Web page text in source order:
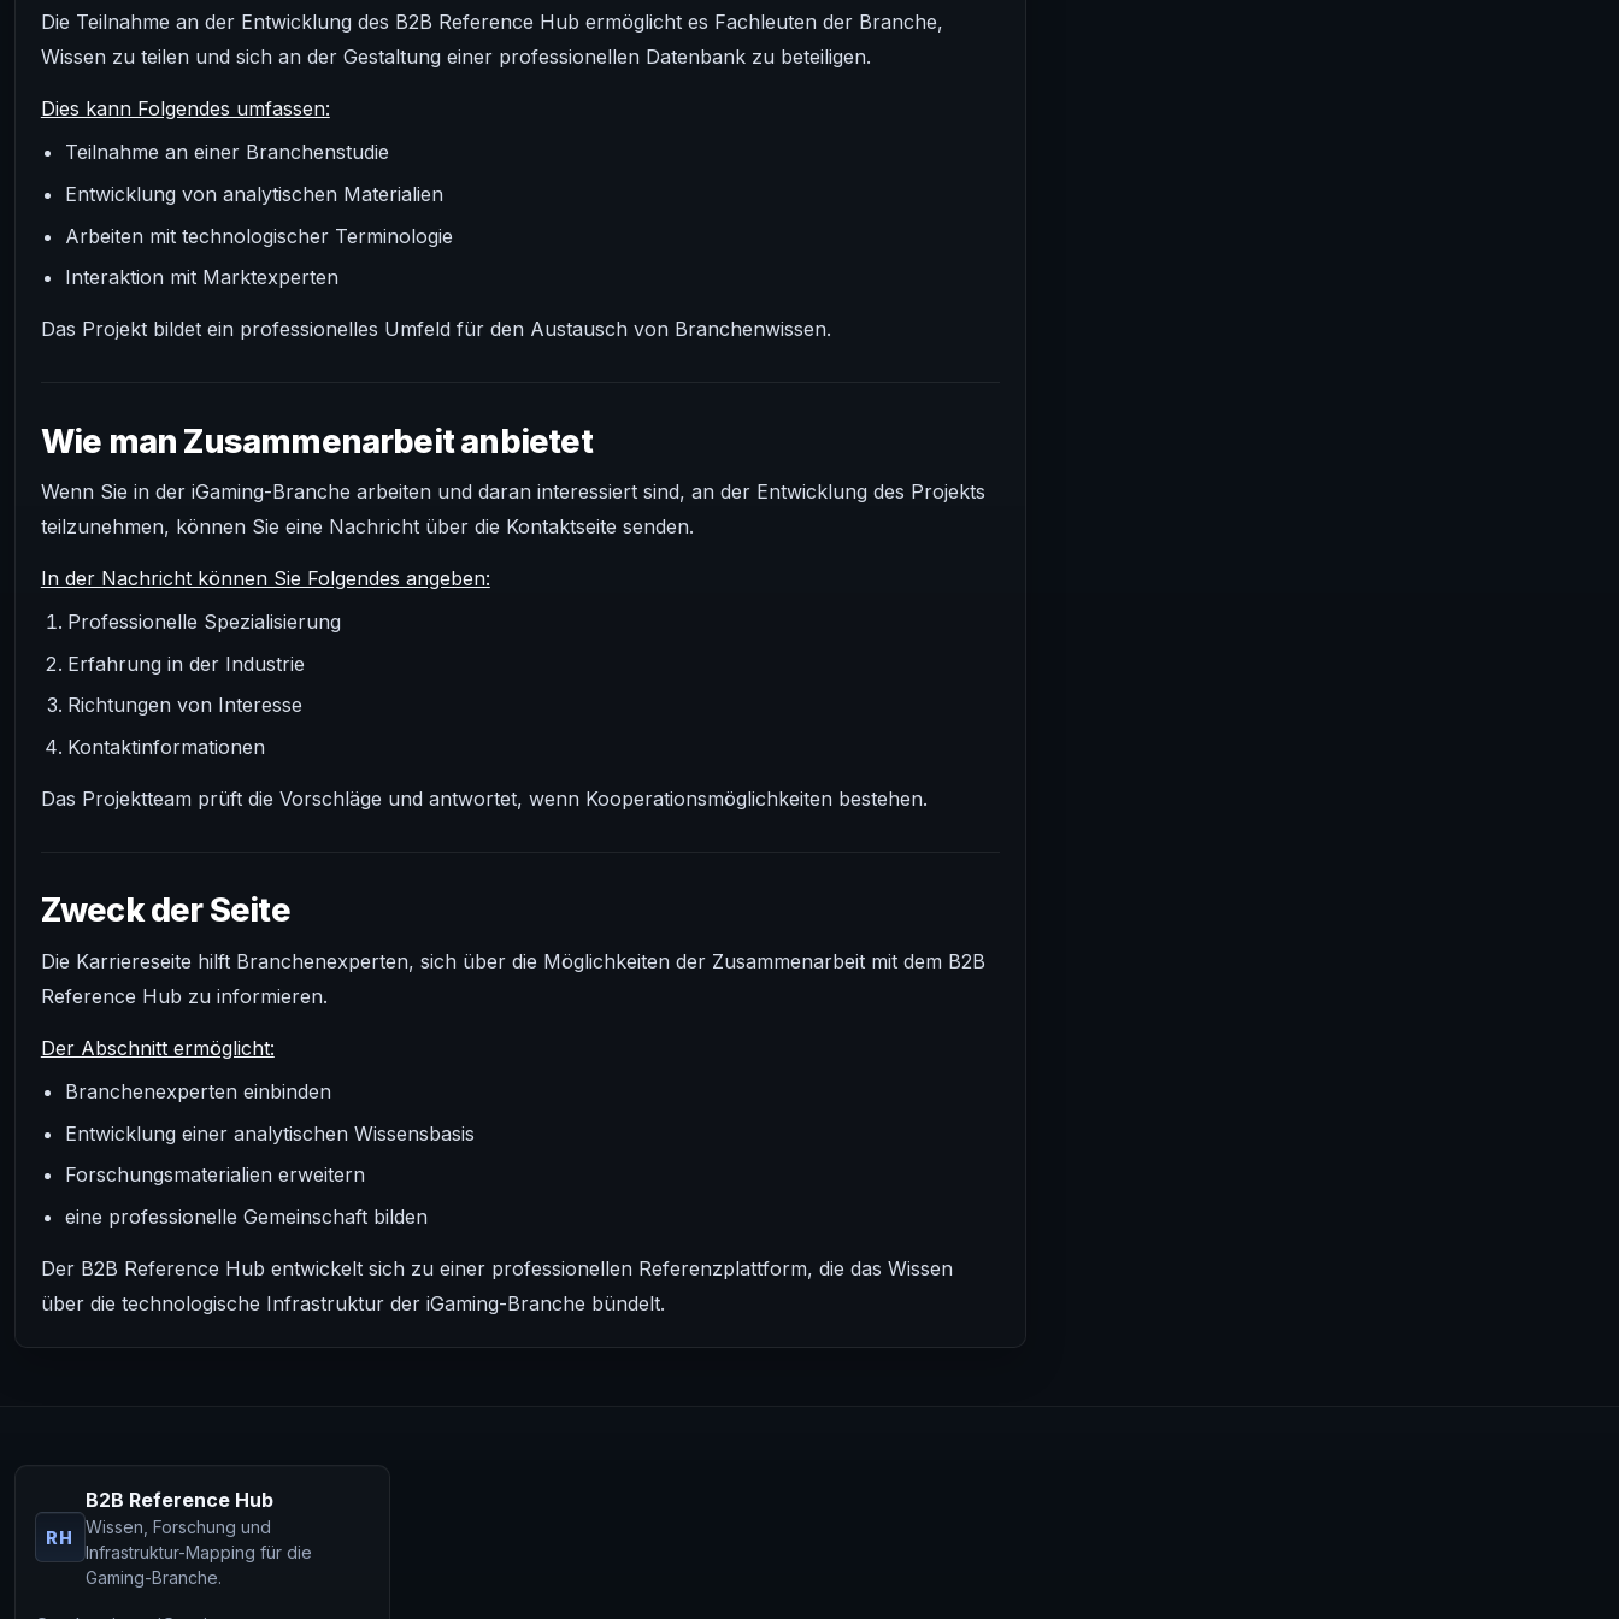
Die Teilnahme an der Entwicklung des B2B Reference Hub ermöglicht es Fachleuten der Branche,
Wissen zu teilen und sich an der Gestaltung einer professionellen Datenbank zu beteiligen.
Dies kann Folgendes umfassen:
Teilnahme an einer Branchenstudie
Entwicklung von analytischen Materialien
Arbeiten mit technologischer Terminologie
Interaktion mit Marktexperten
Das Projekt bildet ein professionelles Umfeld für den Austausch von Branchenwissen.
Wie man Zusammenarbeit anbietet
Wenn Sie in der iGaming-Branche arbeiten und daran interessiert sind, an der Entwicklung des Projekts
teilzunehmen, können Sie eine Nachricht über die Kontaktseite senden.
In der Nachricht können Sie Folgendes angeben:
Professionelle Spezialisierung
Erfahrung in der Industrie
Richtungen von Interesse
Kontaktinformationen
Das Projektteam prüft die Vorschläge und antwortet, wenn Kooperationsmöglichkeiten bestehen.
Zweck der Seite
Die Karriereseite hilft Branchenexperten, sich über die Möglichkeiten der Zusammenarbeit mit dem B2B
Reference Hub zu informieren.
Der Abschnitt ermöglicht:
Branchenexperten einbinden
Entwicklung einer analytischen Wissensbasis
Forschungsmaterialien erweitern
eine professionelle Gemeinschaft bilden
Der B2B Reference Hub entwickelt sich zu einer professionellen Referenzplattform, die das Wissen
über die technologische Infrastruktur der iGaming-Branche bündelt.
RH
B2B Reference Hub
Wissen, Forschung und
Infrastruktur-Mapping für die
Gaming-Branche.